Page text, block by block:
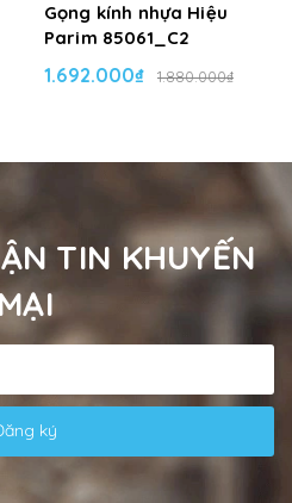
Gọng kính nhựa Hiệu
Parim 85061_C2
1.692.000₫ 1.880.000₫
TIN KHUYẾN
ký